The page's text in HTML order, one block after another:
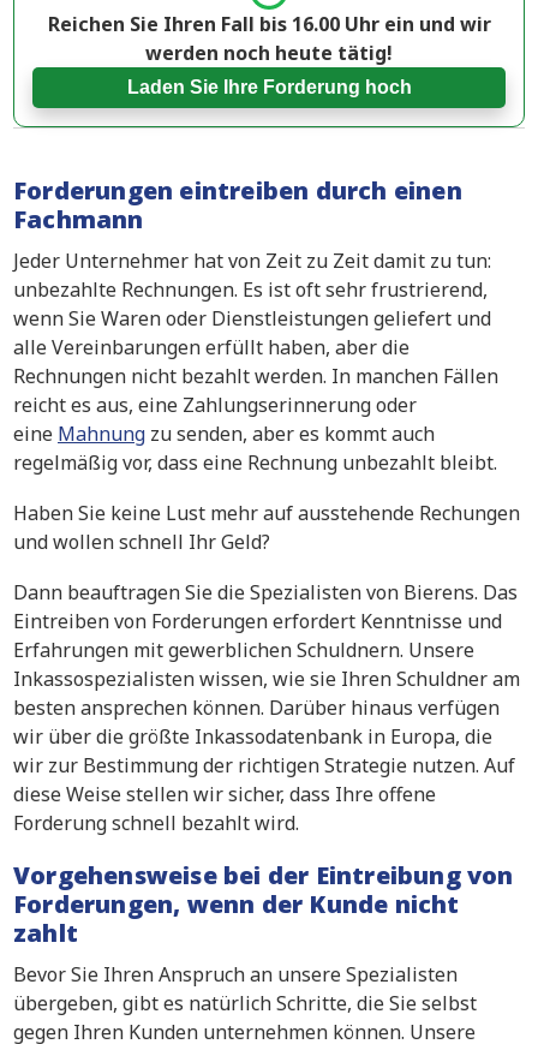
Reichen Sie Ihren Fall bis 16.00 Uhr ein und wir
werden noch heute tätig!
Laden Sie Ihre Forderung hoch
Forderungen eintreiben durch einen
Fachmann
Jeder Unternehmer hat von Zeit zu Zeit damit zu tun:
unbezahlte Rechnungen. Es ist oft sehr frustrierend,
wenn Sie Waren oder Dienstleistungen geliefert und
alle Vereinbarungen erfüllt haben, aber die
Rechnungen nicht bezahlt werden. In manchen Fällen
reicht es aus, eine Zahlungserinnerung oder
eine Mahnung zu senden, aber es kommt auch
regelmäßig vor, dass eine Rechnung unbezahlt bleibt.
Haben Sie keine Lust mehr auf ausstehende Rechungen
und wollen schnell Ihr Geld?
Dann beauftragen Sie die Spezialisten von Bierens. Das
Eintreiben von Forderungen erfordert Kenntnisse und
Erfahrungen mit gewerblichen Schuldnern. Unsere
Inkassospezialisten wissen, wie sie Ihren Schuldner am
besten ansprechen können. Darüber hinaus verfügen
wir über die größte Inkassodatenbank in Europa, die
wir zur Bestimmung der richtigen Strategie nutzen. Auf
diese Weise stellen wir sicher, dass Ihre offene
Forderung schnell bezahlt wird.
Vorgehensweise bei der Eintreibung von
Forderungen, wenn der Kunde nicht
zahlt
Bevor Sie Ihren Anspruch an unsere Spezialisten
übergeben, gibt es natürlich Schritte, die Sie selbst
gegen Ihren Kunden unternehmen können. Unsere